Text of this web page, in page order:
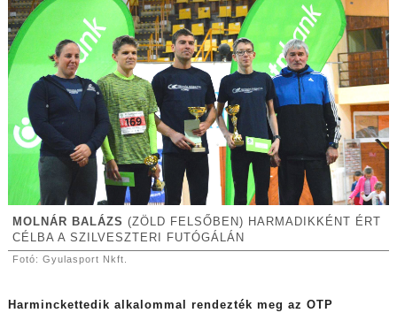
MOLNÁR BALÁZS (ZÖLD FELSŐBEN) HARMADIKKÉNT ÉRT
CÉLBA A SZILVESZTERI FUTÓGÁLÁN
Fotó: Gyulasport Nkft.
Harminckettedik alkalommal rendezték meg az OTP